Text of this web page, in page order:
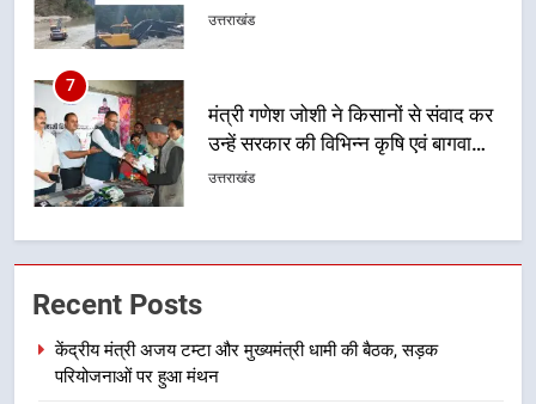
योजनाओं का अधिक से अधिक लाभ उठाने
उत्तराखंड
8
खेल मंत्री रेखा आर्या ने देवभूमि से बुलंद
किया 2036 ओलंपिक मेजबानी का संकल्प
उत्तराखंड
1
उत्तराखंड
Recent Posts
केंद्रीय मंत्री अजय टम्टा और मुख्यमंत्री धामी की बैठक, सड़क
परियोजनाओं पर हुआ मंथन